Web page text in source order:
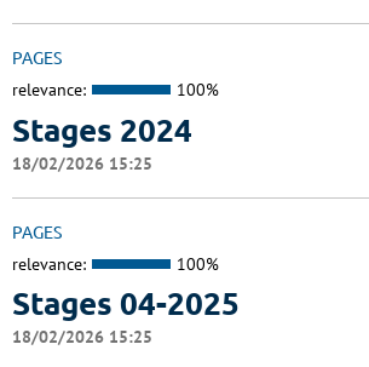
PAGES
relevance: 100%
Stages 2024
18/02/2026 15:25
PAGES
relevance: 100%
Stages 04-2025
18/02/2026 15:25